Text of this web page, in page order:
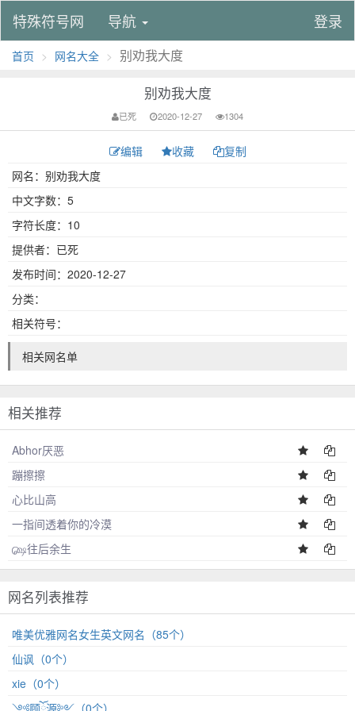
特殊符号网 导航 登录
首页 网名大全 别劝我大度
别劝我大度
已死 2020-12-27 1304
编辑 收藏
复制
网名：别劝我大度
中文字数：5
字符长度：10
提供者：已死
发布时间：2020-12-27
分类：
相关符号：
相关网名单
相关推荐
Abhor厌恶
蹦擦擦
心比山高
一指间透着你的冷漠
௸往后余生
网名列表推荐
唯美优雅网名女生英文网名（85个）
仙讽（0个）
xie（0个）
༺顾ོ࿆源༻（0个）